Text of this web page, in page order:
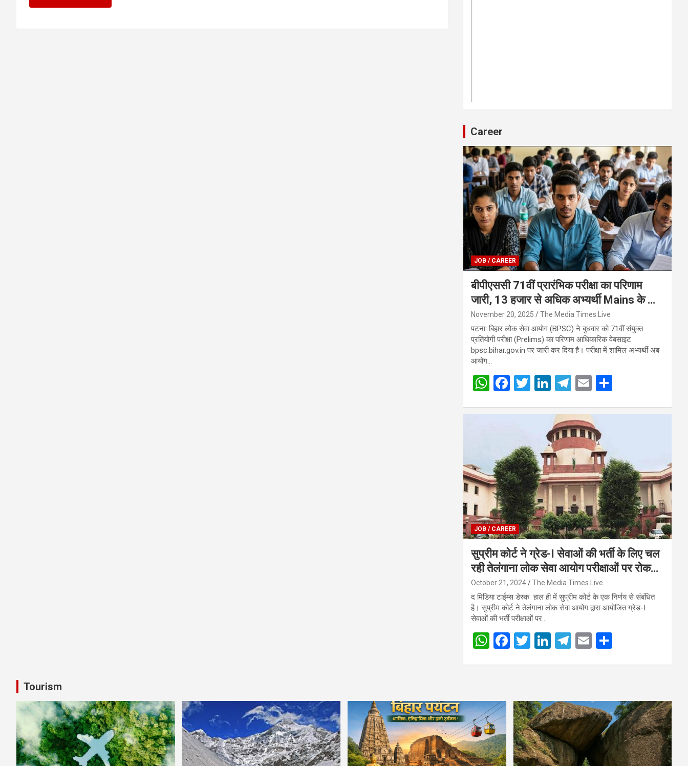
Career
JOB / CAREER
बीपीएससी 71वीं प्रारंभिक परीक्षा का परिणाम
जारी, 13 हजार से अधिक अभ्यर्थी Mains के लिए
चयनित |
November 20, 2025 The Media Times.Live
पटना: बिहार लोक सेवा आयोग (BPSC) ने बुधवार को 71वीं संयुक्त
प्रतियोगी परीक्षा (Prelims) का परिणाम आधिकारिक वेबसाइट
bpsc.bihar.gov.in पर जारी कर दिया है। परीक्षा में शामिल अभ्यर्थी अब
आयोग…
W
at
p
p
F
ce
o
o
k
T
tt
Li
ke
dI
n
T
e
gr
a
m
E
ail ar
JOB / CAREER
सुप्रीम कोर्ट ने ग्रेड-I सेवाओं की भर्ती के लिए चल
रही तेलंगाना लोक सेवा आयोग परीक्षाओं पर रोक
लगाने से किया इनकार
October 21, 2024 The Media Times.Live
द मिडिया टाईम्स डेस्क हाल ही में सुप्रीम कोर्ट के एक निर्णय से संबंधित
है। सुप्रीम कोर्ट ने तेलंगाना लोक सेवा आयोग द्वारा आयोजित ग्रेड-I
सेवाओं की भर्ती परीक्षाओं पर…
W
A
p
p
F
o
o
k
T
Li
n
T
a
m
E
Tourism